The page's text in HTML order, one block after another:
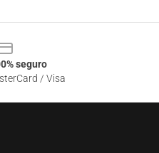
seguro
/ Visa